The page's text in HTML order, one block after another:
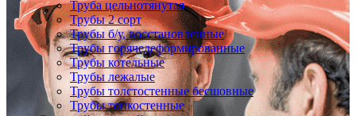
Труба цельнотянутая
Трубы 2 сорт
Трубы б/у, восстановленные
Трубы горячедеформированные
Трубы котельные
Трубы лежалые
Трубы толстостенные бесшовные
Трубы тонкостенные